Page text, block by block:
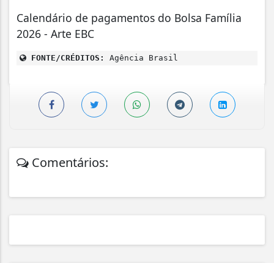
Calendário de pagamentos do Bolsa Família
2026 - Arte EBC
FONTE/CRÉDITOS: Agência Brasil
Comentários: